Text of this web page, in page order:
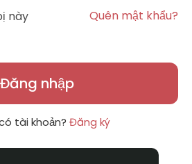
này Quên mật khẩu?
Đăng nhập
tài khoản? Đăng ký